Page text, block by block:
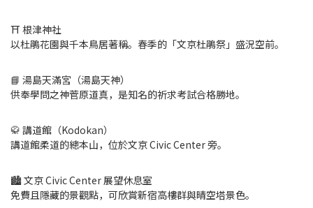
⛩ 根津神社
以杜鵑花園與千本鳥居著稱。春季的「文京杜鵑祭」盛況空前。
📘 湯島天滿宮（湯島天神）
供奉學問之神菅原道真，是知名的祈求考試合格勝地。
🥋 講道館（Kodokan）
講道館柔道的總本山，位於文京 Civic Center 旁。
🏙 文京 Civic Center 展望休息室
免費且隱藏的景觀點，可欣賞新宿高樓群與晴空塔景色。